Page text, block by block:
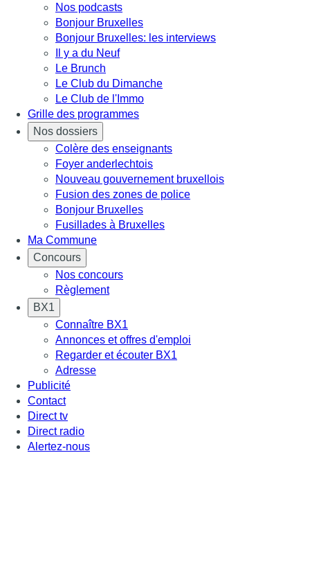
Nos podcasts
Bonjour Bruxelles
Bonjour Bruxelles: les interviews
Il y a du Neuf
Le Brunch
Le Club du Dimanche
Le Club de l'Immo
Grille des programmes
Nos dossiers
Colère des enseignants
Foyer anderlechtois
Nouveau gouvernement bruxellois
Fusion des zones de police
Bonjour Bruxelles
Fusillades à Bruxelles
Ma Commune
Concours
Nos concours
Règlement
BX1
Connaître BX1
Annonces et offres d'emploi
Regarder et écouter BX1
Adresse
Publicité
Contact
Direct tv
Direct radio
Alertez-nous